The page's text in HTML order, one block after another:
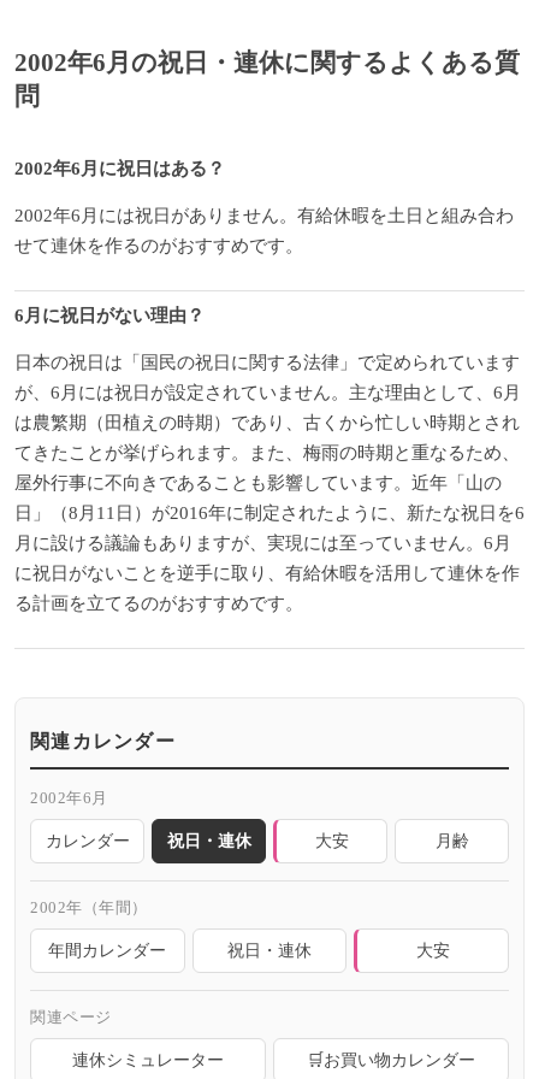
2002年6月の祝日・連休に関するよくある質
問
2002年6月に祝日はある？
2002年6月には祝日がありません。有給休暇を土日と組み合わ
せて連休を作るのがおすすめです。
6月に祝日がない理由？
日本の祝日は「国民の祝日に関する法律」で定められています
が、6月には祝日が設定されていません。主な理由として、6月
は農繁期（田植えの時期）であり、古くから忙しい時期とされ
てきたことが挙げられます。また、梅雨の時期と重なるため、
屋外行事に不向きであることも影響しています。近年「山の
日」（8月11日）が2016年に制定されたように、新たな祝日を6
月に設ける議論もありますが、実現には至っていません。6月
に祝日がないことを逆手に取り、有給休暇を活用して連休を作
る計画を立てるのがおすすめです。
関連カレンダー
2002年6月
カレンダー 祝日・連休 大安 月齢
2002年（年間）
年間カレンダー 祝日・連休 大安
関連ページ
連休シミュレーター 🛒お買い物カレンダー